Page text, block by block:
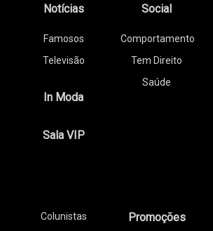
Notícias
Famosos
Televisão
In Moda
Sala VIP
Social
Comportamento
Tem Direito
Saúde
Colunistas Promoções